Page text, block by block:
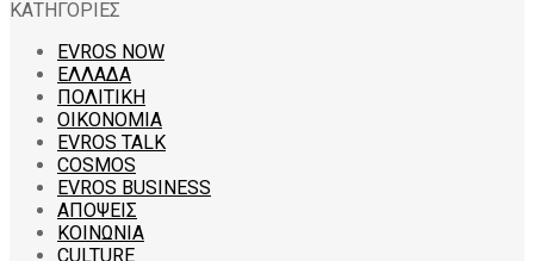
ΚΑΤΗΓΟΡΙΕΣ
EVROS NOW
ΕΛΛΑΔΑ
ΠΟΛΙΤΙΚΗ
ΟΙΚΟΝΟΜΙΑ
EVROS TALK
COSMOS
EVROS BUSINESS
ΑΠΟΨΕΙΣ
ΚΟΙΝΩΝΙΑ
CULTURE